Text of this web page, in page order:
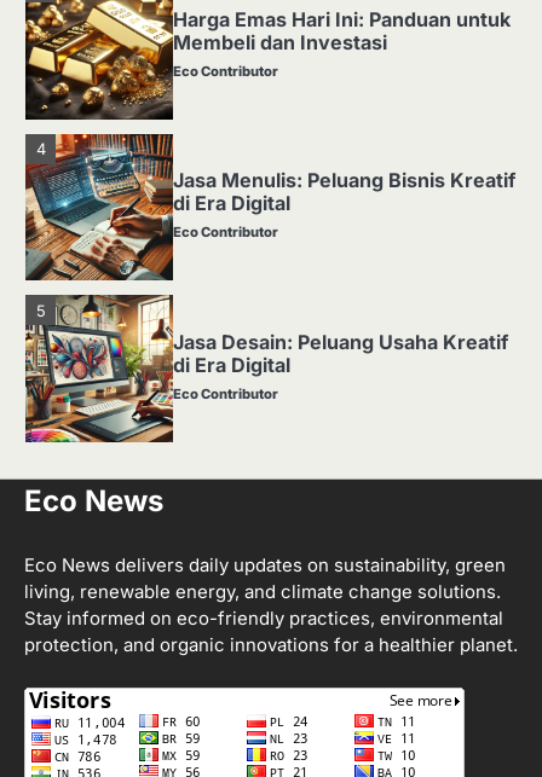
Harga Emas Hari Ini: Panduan untuk
Membeli dan Investasi
Eco Contributor
4
Jasa Menulis: Peluang Bisnis Kreatif
di Era Digital
Eco Contributor
5
Jasa Desain: Peluang Usaha Kreatif
di Era Digital
Eco Contributor
Eco Contributor
Sederhana untuk Pemula
Eco Contributor
Eco News
Eco News delivers daily updates on sustainability, green
living, renewable energy, and climate change solutions.
Stay informed on eco-friendly practices, environmental
protection, and organic innovations for a healthier planet.